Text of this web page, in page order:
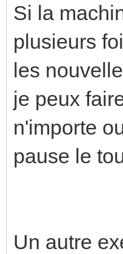
Si la
plusieurs
les
je peux
n'importe
pause le
Un autre